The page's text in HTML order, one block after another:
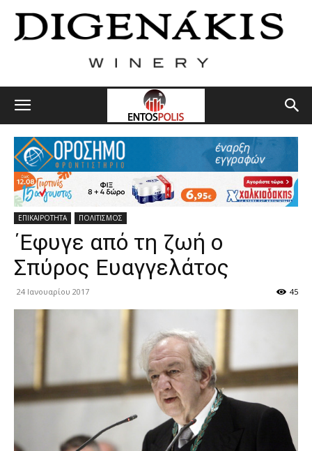
ΕΠΙΚΑΙΡΟΤΗΤΑ ΠΟΛΙΤΙΣΜΟΣ
΄Εφυγε από τη ζωή ο
Σπύρος Ευαγγελάτος
24 Ιανουαρίου 2017 45